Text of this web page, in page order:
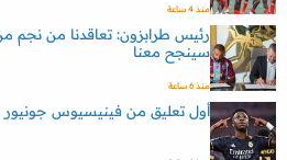
منذ 4 ساعة
رئيس طرابزون: تعاقدنا من نجم
سينجح معنا
منذ 6 ساعة
أول تعليق من فينيسيوس جونيور